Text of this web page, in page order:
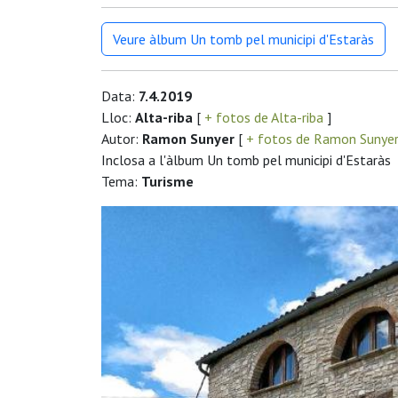
Veure àlbum Un tomb pel municipi d'Estaràs
Data: 7.4.2019
Lloc: Alta-riba [ + fotos de Alta-riba ]
Autor: Ramon Sunyer [ + fotos de Ramon
Inclosa a l'àlbum Un tomb pel municipi d'Estaràs
Tema: Turisme